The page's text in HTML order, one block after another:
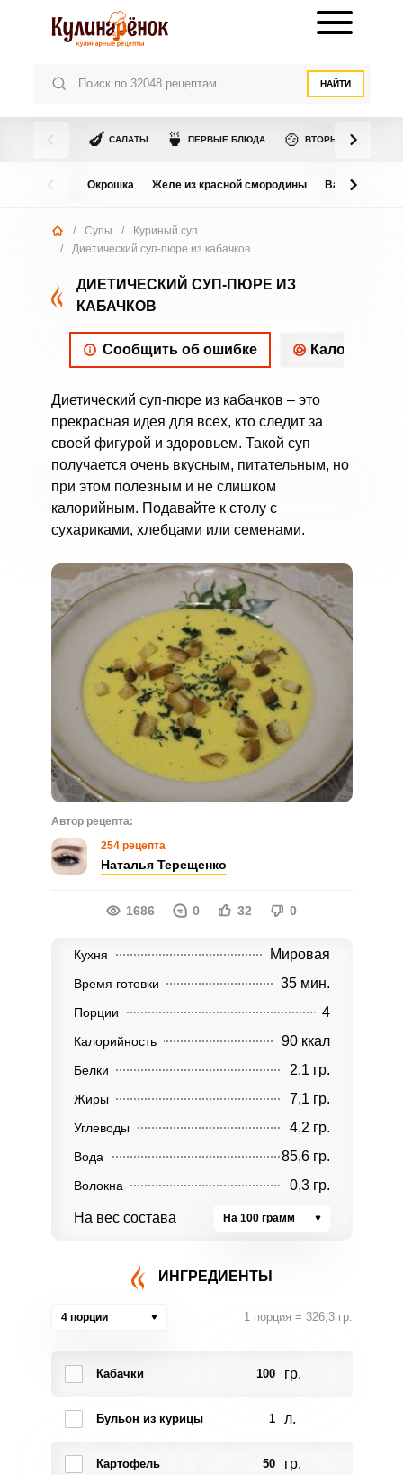
НАЙТИ
🍆 САЛАТЫ 🍵 ПЕРВЫЕ БЛЮДА 🍲 ВТОРЫЕ БЛЮДА
Окрошка Желе из красной смородины Варенье из
/ Супы /
Куриный суп
/
Диетический суп-пюре из кабачков
ДИЕТИЧЕСКИЙ СУП-ПЮРЕ ИЗ
КАБАЧКОВ
Сообщить об ошибке
Диетический суп-пюре из кабачков – это
прекрасная идея для всех, кто следит за
своей фигурой и здоровьем. Такой суп
получается очень вкусным, питательным, но
при этом полезным и не слишком
калорийным. Подавайте к столу с
сухариками, хлебцами или семенами.
Автор рецепта:
254 рецепта
Наталья Терещенко
1686 0 32 0
Кухня Мировая
Время готовки 35 мин.
Порции 4
Калорийность 90 ккал
Белки 2,1 гр.
Жиры 7,1 гр.
Углеводы 4,2 гр.
Вода 85,6 гр.
Волокна 0,3 гр.
На вес состава На 100 грамм
ИНГРЕДИЕНТЫ
4 порции 1 порция = 326,3 гр.
Кабачки 100 гр.
Бульон из курицы 1 л.
Картофель 50 гр.